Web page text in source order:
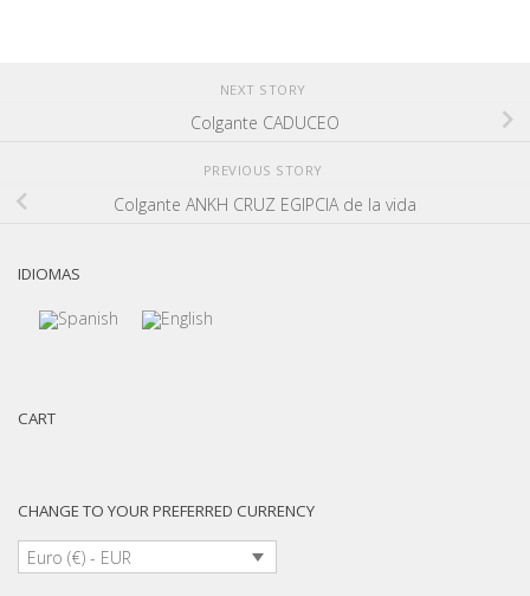
NEXT STORY
Colgante CADUCEO
PREVIOUS STORY
Colgante ANKH CRUZ EGIPCIA de la vida
IDIOMAS
CART
CHANGE TO YOUR PREFERRED CURRENCY
Euro (€) - EUR